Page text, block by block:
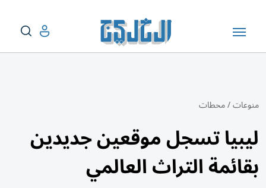
منوعات/محطات
ليبيا تسجل موقعين جديدين
بقائمة التراث العالمي